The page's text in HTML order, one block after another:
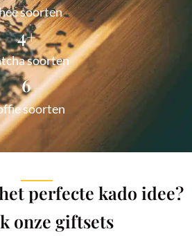
soorten
soorten
4+
soorten
6
perfecte kado idee?
onze giftsets